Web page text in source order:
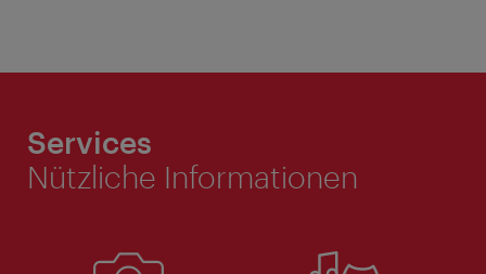
Services
Nützliche Informationen